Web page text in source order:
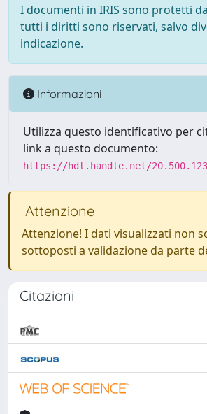
I documenti in IRIS sono protetti
tutti i diritti sono riservati, salvo
indicazione.
Informazioni
Utilizza questo identificativo per
link a questo documento:
https://hdl.handle.net/
Attenzione
Attenzione! I dati visualizzati non
sottoposti a validazione da parte
Citazioni